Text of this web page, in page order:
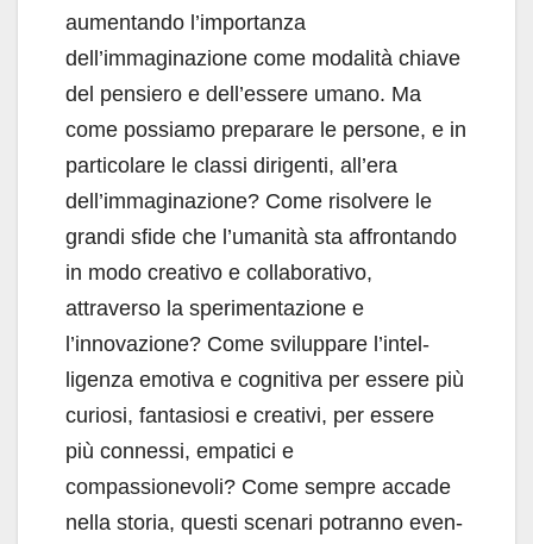
aumentando l’importanza
dell’immaginazione come modalità chiave
del pensiero e dell’esse­re umano. Ma
come possiamo preparare le per­sone, e in
particolare le classi dirigenti, all’era
dell’immaginazione? Come risolvere le
grandi sfide che l’umanità sta affrontando
in modo cre­ativo e collaborativo,
attraverso la sperimenta­zione e
l’innovazione? Come sviluppare l’intel­
ligenza emotiva e cognitiva per essere più
curio­si, fantasiosi e creativi, per essere
più connessi, empatici e
compassionevoli? Come sempre ac­cade
nella storia, questi scenari potranno even­